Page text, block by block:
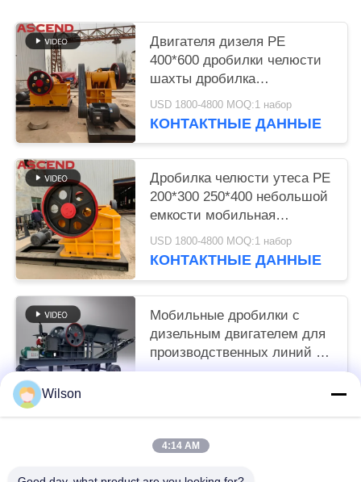
Двигателя дизеля PE
400*600 дробилки челюсти
шахты дробилка
небольшого каменного
мобильная для бетона
USD 1800-4800 MOQ:1 набор
КОНТАКТНЫЕ ДАННЫЕ
Дробилка челюсти утеса PE
200*300 250*400 небольшой
емкости мобильная
каменная для известняка
золота с запасными
USD 1800-4800 MOQ:1 набор
КОНТАКТНЫЕ ДАННЫЕ
Мобильные дробилки с
дизельным двигателем для
производственных линий по
переработке песчаного
Wilson
4:14 AM